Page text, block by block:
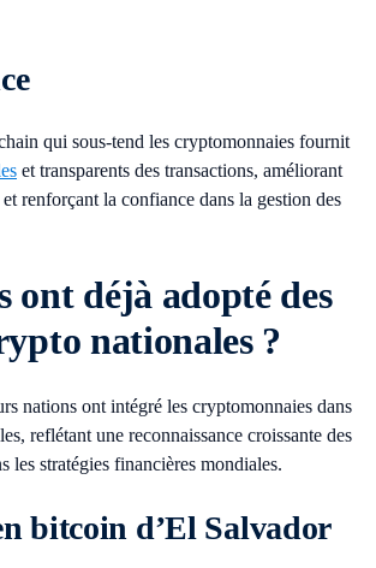
qui sous-tend les cryptomonnaies fournit
et transparents des transactions, améliorant
renforçant la confiance dans la gestion des
ont déjà adopté des
nationales ?
nations ont intégré les cryptomonnaies dans
reflétant une reconnaissance croissante des
les stratégies financières mondiales.
bitcoin d’El Salvador